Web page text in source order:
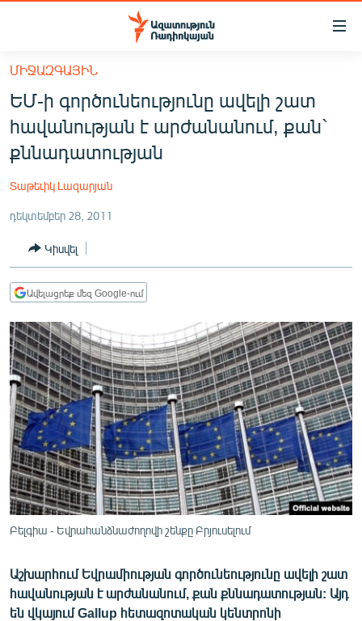
Մատչելիության
հիմնական
բովանդակությանը
Անցնել
հիմնական
մենյուին
ՀԱՅԱՍՏԱՆ
ՔԱՂԱՔԱԿԱՆ
ՏՆՏԵՍՈՒԹՅՈՒՆ
ՂԱՐԱԲԱՂ
ՏԱՐԱԾԱՇՐՋԱՆ
ՄԻՋԱԶԳԱՅԻՆ
ՄՇԱԿՈՒՅԹ
ՍՊՈՐՏ
ՄԵԿՆԱԲԱՆՈՒԹՅՈՒՆ
ՏՏ ԵՒ ԻՆՏԵՐՆԵՏ
ՏԵՍԱՆՅՈՒԹԵՐ
ԲԱՆԱՎԵՃ
ՄԻՋԱԶԳԱՅԻՆ
ԵՄ-ի գործունեությունը ավելի շատ
հավանության է արժանանում, քան`
քննադատության
Տաթեւիկ Լազարյան
դեկտեմբեր 28, 2011
Կիսվել
Ավելացրեք մեզ Google-ում
Բելգիա - Եվրահանձնաժողովի շենքը Բրյուսելում
Աշխարհում Եվրամիության գործունեությունը ավելի շատ
հավանության է արժանանում, քան քննադատության: Այդ
են վկայում Gallup հետազոտական կենտրոնի